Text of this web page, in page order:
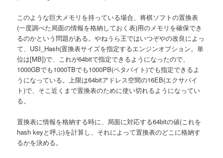
へ
移
動
このような巨大メモリを持っている場合、将棋ソフトの置換表
(一度調べた局面の情報を格納しておく表)用のメモリを確保でき
るのかという問題がある。やねうら王ではいつぞやの改良によっ
て、USI_Hash(置換表サイズを指定するエンジンオプション。単
位は[MB])で、これが64bitで指定できるようになったので、
1000GBでも1000TBでも1000PB(ペタバイト)でも指定できるよ
うになっている。上限は64bitアドレス空間の16EB(エクサバイ
ト)で、そこ近くまで置換表のために使い切れるようになってい
る。
置換表に情報を格納する時に、局面に対応する64bitの値(これを
hash keyと呼ぶ)を計算し、それによって置換表のどこに格納す
るかを決める。